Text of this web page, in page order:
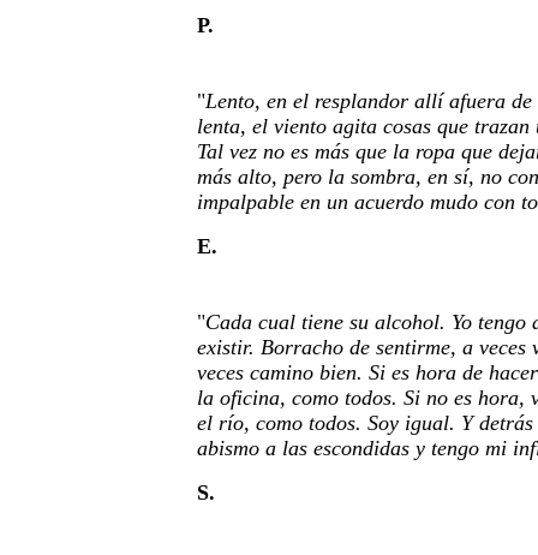
P.
"Lento, en el resplandor allí afuera
lenta, el viento agita cosas que trazan
Tal vez no es más que la ropa que
más alto, pero la sombra, en sí, no
impalpable en un acuerdo mudo con
E.
"Cada cual tiene su alcohol. Yo tengo
existir. Borracho de sentirme, a veces
veces camino bien. Si es hora de
la oficina, como todos. Si no es hora,
el río, como todos. Soy igual. Y
abismo a las escondidas y tengo mi
S.